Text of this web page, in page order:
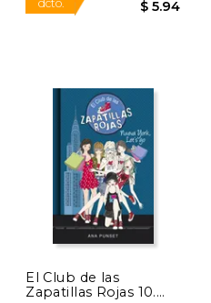
El Club de las
Zapatillas Rojas 10.